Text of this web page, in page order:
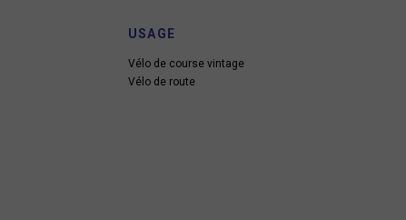
USAGE
Vélo de course vintage
Vélo de route